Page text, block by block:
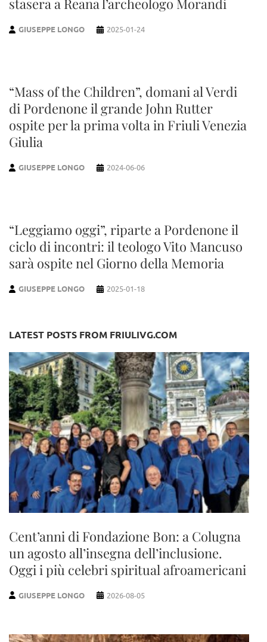
stasera a Reana l’archeologo Morandi
GIUSEPPE LONGO 2025-01-24
“Mass of the Children”, domani al Verdi
di Pordenone il grande John Rutter
ospite per la prima volta in Friuli Venezia
Giulia
GIUSEPPE LONGO 2024-06-06
“Leggiamo oggi”, riparte a Pordenone il
ciclo di incontri: il teologo Vito Mancuso
sarà ospite nel Giorno della Memoria
GIUSEPPE LONGO 2025-01-18
LATEST POSTS FROM FRIULIVG.COM
Cent’anni di Fondazione Bon: a Colugna
un agosto all’insegna dell’inclusione.
Oggi i più celebri spiritual afroamericani
GIUSEPPE LONGO 2026-08-05